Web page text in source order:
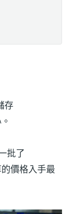
存
批了
價格入手最